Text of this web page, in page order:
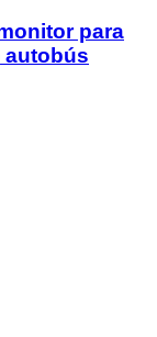
para
autobús